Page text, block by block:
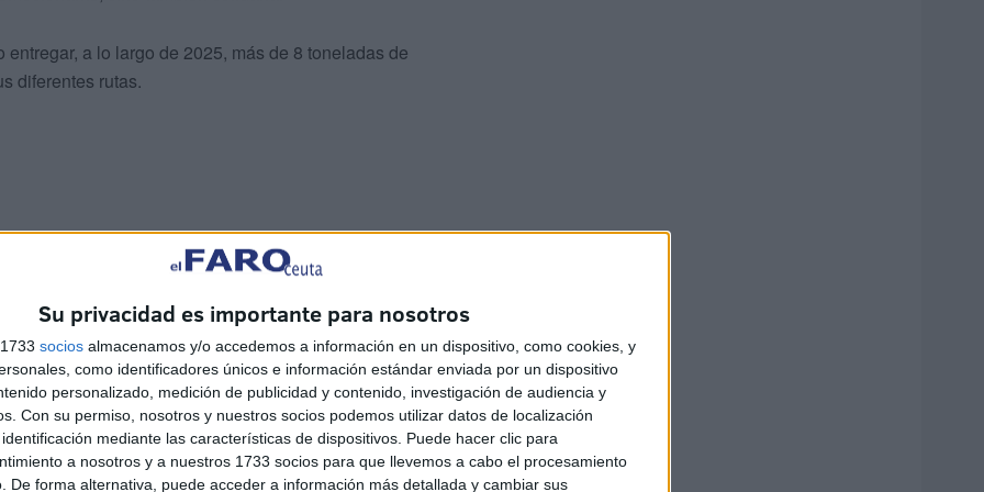
Su privacidad es importante para nosotros
socios almacenamos y/o accedemos a información en un dispositivo, como cookies, y
como identificadores únicos e información estándar enviada por un dispositivo
personalizado, medición de publicidad y contenido, investigación de audiencia y
Con su permiso, nosotros y nuestros socios podemos utilizar datos de localización
mediante las características de dispositivos. Puede hacer clic para
a nosotros y a nuestros 1733 socios para que llevemos a cabo el procesamiento
De forma alternativa, puede acceder a información más detallada y cambiar sus
a lo largo de 2025, más de 8 toneladas de
diferentes rutas.
locales que trabajan para mejorar las
y desfavorecidas.